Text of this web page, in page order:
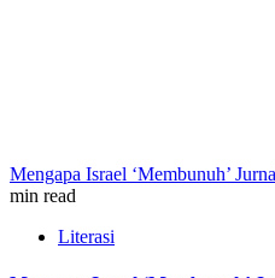
Mengapa Israel ‘Membunuh’
min read
Literasi